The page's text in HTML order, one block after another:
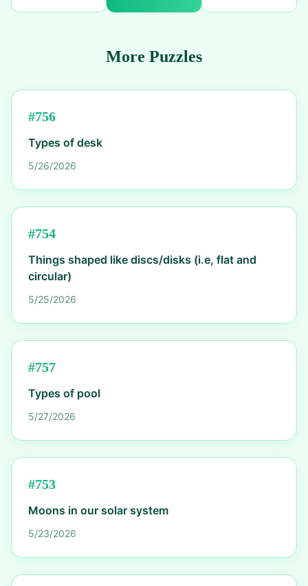
More Puzzles
#756
Types of desk
5/26/2026
#754
Things shaped like discs/disks (i.e, flat and
circular)
5/25/2026
#757
Types of pool
5/27/2026
#753
Moons in our solar system
5/23/2026